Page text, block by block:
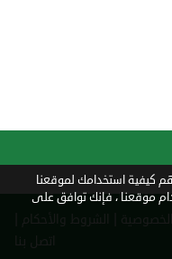
كيفية استخدامك لموقعنا
موقعنا ، فإنك توافق على